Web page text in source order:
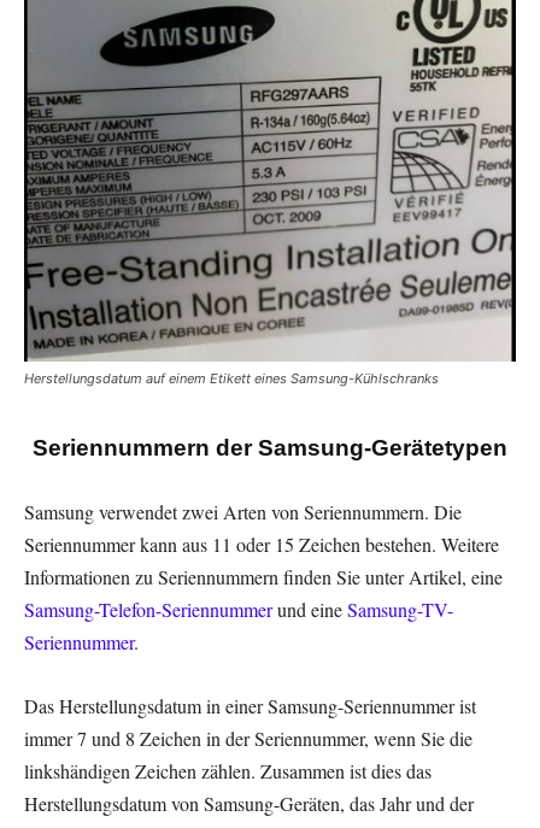
Herstellungsdatum auf einem Etikett eines Samsung-Kühlschranks
Seriennummern der Samsung-Gerätetypen
Samsung verwendet zwei Arten von Seriennummern. Die
Seriennummer kann aus 11 oder 15 Zeichen bestehen. Weitere
Informationen zu Seriennummern finden Sie unter Artikel, eine
Samsung-Telefon-Seriennummerund eineSamsung-TV-
Seriennummer.
Das Herstellungsdatum in einer Samsung-Seriennummer ist
immer 7 und 8 Zeichen in der Seriennummer, wenn Sie die
linkshändigen Zeichen zählen. Zusammen ist dies das
Herstellungsdatum von Samsung-Geräten, das Jahr und der